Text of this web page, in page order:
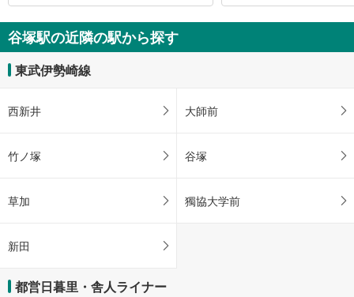
谷塚駅の近隣の駅から探す
東武伊勢崎線
西新井 大師前
竹ノ塚 谷塚
草加 獨協大学前
新田
都営日暮里・舎人ライナー